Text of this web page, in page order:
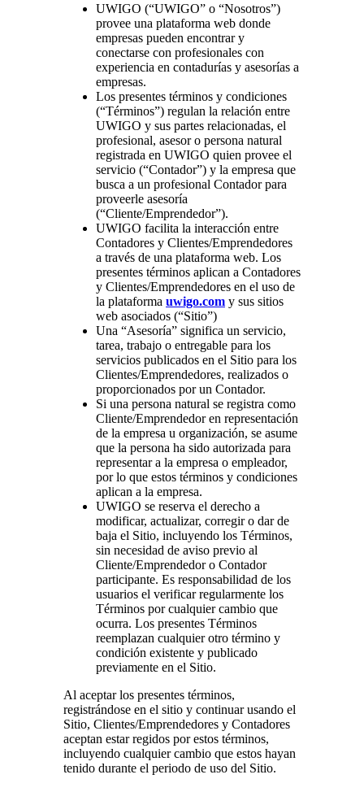
UWIGO (“UWIGO” o “Nosotros”)
provee una plataforma web donde
empresas pueden encontrar y
conectarse con profesionales con
experiencia en contadurías y asesorías a
empresas.
Los presentes términos y condiciones
(“Términos”) regulan la relación entre
UWIGO y sus partes relacionadas, el
profesional, asesor o persona natural
registrada en UWIGO quien provee el
servicio (“Contador”) y la empresa que
busca a un profesional Contador para
proveerle asesoría
(“Cliente/Emprendedor”).
UWIGO facilita la interacción entre
Contadores y Clientes/Emprendedores
a través de una plataforma web. Los
presentes términos aplican a Contadores
y Clientes/Emprendedores en el uso de
la plataforma uwigo.com y sus sitios
web asociados (“Sitio”)
Una “Asesoría” significa un servicio,
tarea, trabajo o entregable para los
servicios publicados en el Sitio para los
Clientes/Emprendedores, realizados o
proporcionados por un Contador.
Si una persona natural se registra como
Cliente/Emprendedor en representación
de la empresa u organización, se asume
que la persona ha sido autorizada para
representar a la empresa o empleador,
por lo que estos términos y condiciones
aplican a la empresa.
UWIGO se reserva el derecho a
modificar, actualizar, corregir o dar de
baja el Sitio, incluyendo los Términos,
sin necesidad de aviso previo al
Cliente/Emprendedor o Contador
participante. Es responsabilidad de los
usuarios el verificar regularmente los
Términos por cualquier cambio que
ocurra. Los presentes Términos
reemplazan cualquier otro término y
condición existente y publicado
previamente en el Sitio.
Al aceptar los presentes términos,
registrándose en el sitio y continuar usando el
Sitio, Clientes/Emprendedores y Contadores
aceptan estar regidos por estos términos,
incluyendo cualquier cambio que estos hayan
tenido durante el periodo de uso del Sitio.